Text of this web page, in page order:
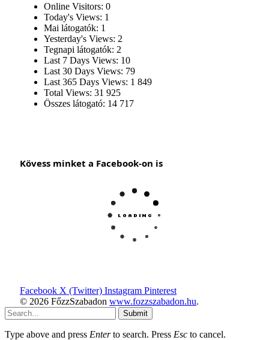
Online Visitors: 0
Today's Views: 1
Mai látogatók: 1
Yesterday's Views: 2
Tegnapi látogatók: 2
Last 7 Days Views: 10
Last 30 Days Views: 79
Last 365 Days Views: 1 849
Total Views: 31 925
Összes látogató: 14 717
Kövess minket a Facebook-on is
Facebook X (Twitter) Instagram Pinterest
© 2026 FőzzSzabadon www.fozzszabadon.hu.
Submit
Type above and press Enterto search. Press Esc to cancel.